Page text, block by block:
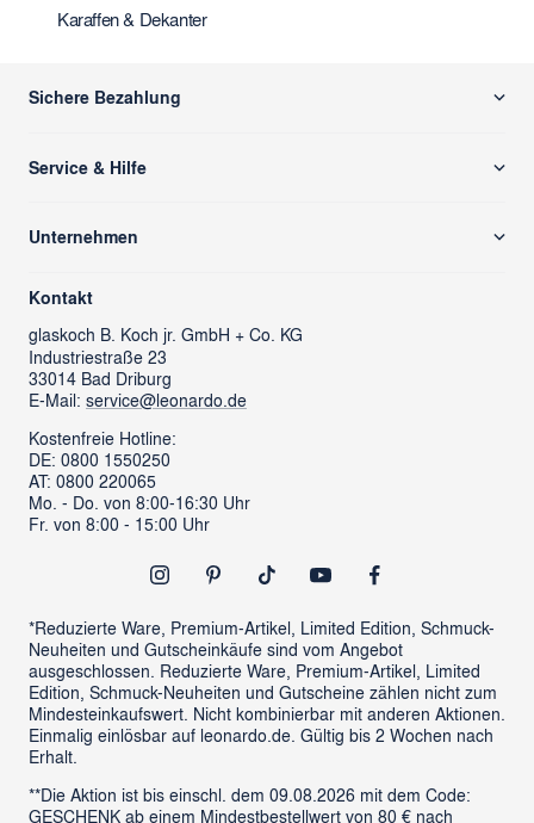
Karaffen & Dekanter
Sichere Bezahlung
Unternehmen
Über uns
LEONARDO News
Karriere
Verantwortung
ProSales Gastronomie
LIVING Möbel
Newsletter
Service & Hilfe
Kontaktformular
Ansprechpartner & Presse
LEONARDO Firmengeschenke
FAQs
Händlersuche
Retoure anmelden
Vertrag widerrufen
Kontakt
glaskoch B. Koch jr. GmbH + Co. KG
Industriestraße 23
33014 Bad Driburg
E-Mail: service@leonardo.de
Kostenfreie Hotline:
DE: 0800 1550250
AT: 0800 220065
Mo. - Do. von 8:00-16:30 Uhr
Fr. von 8:00 - 15:00 Uhr
*Reduzierte Ware, Premium-Artikel, Limited Edition, Schmuck-
Neuheiten und Gutscheinkäufe sind vom Angebot
ausgeschlossen. Reduzierte Ware, Premium-Artikel, Limited
Edition, Schmuck-Neuheiten und Gutscheine zählen nicht zum
Mindesteinkaufswert. Nicht kombinierbar mit anderen Aktionen.
Einmalig einlösbar auf leonardo.de. Gültig bis 2 Wochen nach
Erhalt.
**Die Aktion ist bis einschl. dem 09.08.2026 mit dem Code:
GESCHENK ab einem Mindestbestellwert von 80 € nach